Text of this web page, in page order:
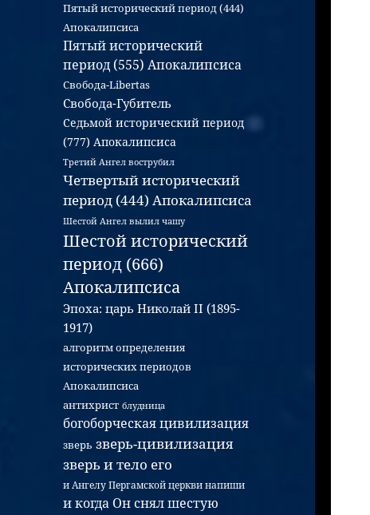
Пятый исторический период (444)
Апокалипсиса
Пятый исторический
период (555) Апокалипсиса
Свобода-Libertas
Свобода-Губитель
Седьмой исторический период
(777) Апокалипсиса
Третий Ангел вострубил
Четвертый исторический
период (444) Апокалипсиса
Шестой Ангел вылил чашу
Шестой исторический
период (666)
Апокалипсиса
Эпоха: царь Николай II (1895-
1917)
алгоритм определения
исторических периодов
Апокалипсиса
антихрист блудница
богоборческая цивилизация
зверь зверь-цивилизация
зверь и тело его
и Ангелу Пергамской церкви напиши
и когда Он снял шестую